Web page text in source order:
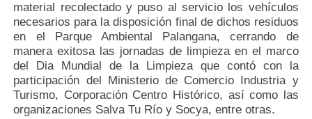
material recolectado y puso al servicio los vehículos
necesarios para la disposición final de dichos residuos
en el Parque Ambiental Palangana, cerrando de
manera exitosa las jornadas de limpieza en el marco
del Dia Mundial de la Limpieza que contó con la
participación del Ministerio de Comercio Industria y
Turismo, Corporación Centro Histórico, así como las
organizaciones Salva Tu Río y Socya, entre otras.